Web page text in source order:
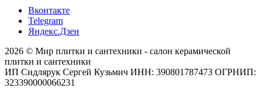
Вконтакте
Telegram
Яндекс.Дзен
2026 © Мир плитки и сантехники - салон керамической
плитки и сантехники
ИП Сидлярук Сергей Кузьмич ИНН: 390801787473 ОГРНИП:
323390000066231